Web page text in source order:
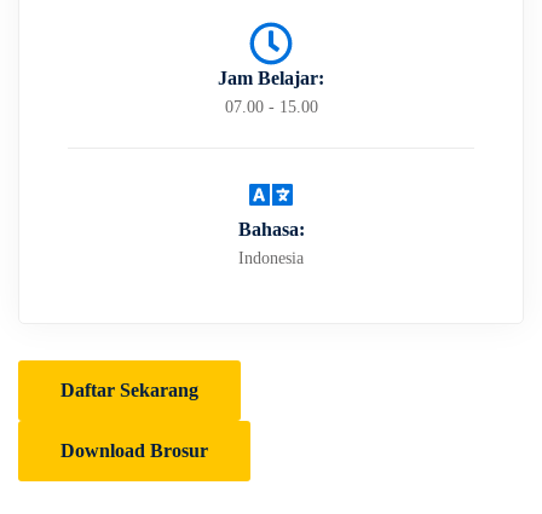
Jam Belajar:
07.00 - 15.00
Bahasa:
Indonesia
Daftar Sekarang
Download Brosur